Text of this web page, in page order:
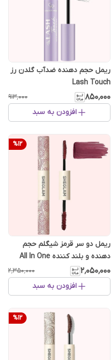
ریمل حجم دهنده ضدآب گلدن رز
Lash Touch
۸۵۰٬۰۰۰ ۹۱۳٬۰۰۰
افزودن به سبد
%12
ریمل دو سر قرمز شیگلم حجم
دهنده و بلند کننده All In One
۲٬۰۵۰٬۰۰۰ ۲٬۳۵۰٬۰۰۰
افزودن به سبد
%12